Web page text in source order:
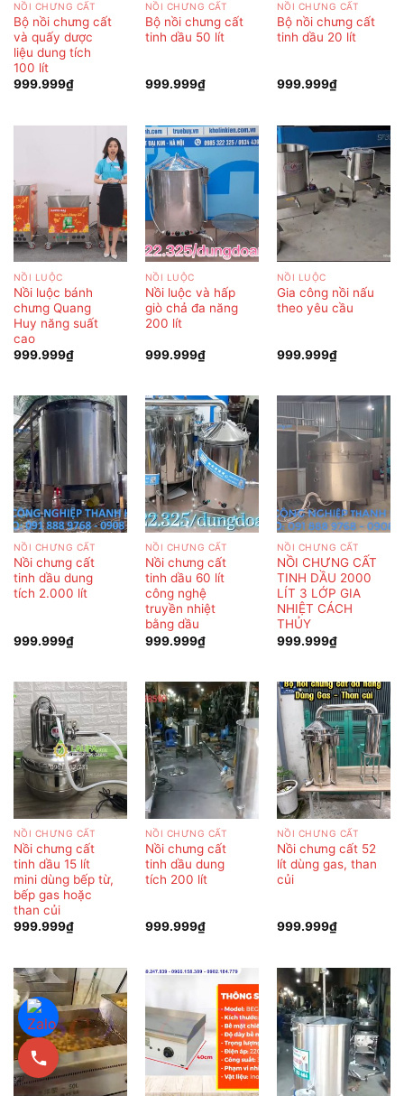
NỒI CHƯNG CẤT
Bộ nồi chưng cất
và quấy dược
liệu dung tích
100 lít
999.999₫
NỒI CHƯNG CẤT
Bộ nồi chưng cất
tinh dầu 50 lít
999.999₫
NỒI CHƯNG CẤT
Bộ nồi chưng cất
tinh dầu 20 lít
999.999₫
NỒI LUỘC
Nồi luộc bánh
chưng Quang
Huy năng suất
cao
999.999₫
NỒI LUỘC
Nồi luộc và hấp
giò chả đa năng
200 lít
999.999₫
NỒI LUỘC
Gia công nồi nấu
theo yêu cầu
999.999₫
NỒI CHƯNG CẤT
Nồi chưng cất
tinh dầu dung
tích 2.000 lít
999.999₫
NỒI CHƯNG CẤT
Nồi chưng cất
tinh dầu 60 lít
công nghệ
truyền nhiệt
bằng dầu
999.999₫
NỒI CHƯNG CẤT
NỒI CHƯNG CẤT
TINH DẦU 2000
LÍT 3 LỚP GIA
NHIỆT CÁCH
THỦY
999.999₫
NỒI CHƯNG CẤT
Nồi chưng cất
tinh dầu 15 lít
mini dùng bếp từ,
bếp gas hoặc
than củi
999.999₫
NỒI CHƯNG CẤT
Nồi chưng cất
tinh dầu dung
tích 200 lít
999.999₫
NỒI CHƯNG CẤT
Nồi chưng cất 52
lít dùng gas, than
củi
999.999₫